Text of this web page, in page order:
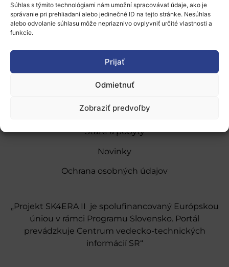
Súhlas s týmito technológiami nám umožní spracovávať údaje, ako je
správanie pri prehliadaní alebo jedinečné ID na tejto stránke. Nesúhlas
alebo odvolanie súhlasu môže nepriaznivo ovplyvniť určité vlastnosti a
funkcie.
Prijať
Odmietnuť
Zobraziť predvoľby
O nás
Financovanie a podpora
Stáže a pobyty
Novinky
Ochrana osobných údajov
„Projekt SK4ERA II je spolufinancovaný Európskou
úniou v rámci Programu Slovensko. Portál
prevádzkuje Centrum vedecko-technických
informácií SR“